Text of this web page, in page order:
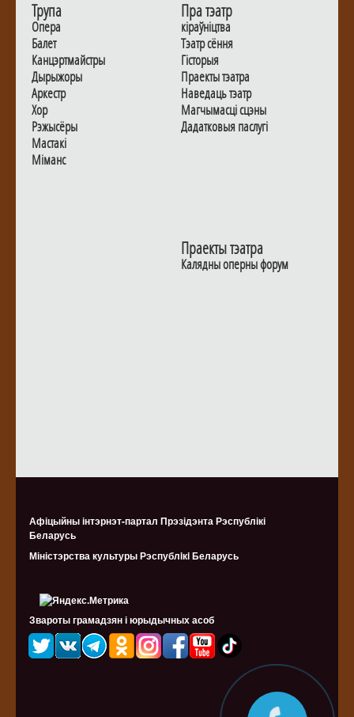
Трупа
Опера
Балет
Канцэртмайстры
Дырыжоры
Аркестр
Хор
Рэжысёры
Мастакі
Мiманс
Пра тэатр
кіраўніцтва
Тэатр сёння
Гiсторыя
Праекты тэатра
Наведаць тэатр
Магчымасцi сцэны
Дадаткoвыя паслугi
Праекты тэатра
Калядны оперны форум
Афіцыйны інтэрнэт-партал Прэзідэнта Рэспублікі
Беларусь
Міністэрства культуры Рэспублiкi Беларусь
Звароты грамадзян і юрыдычных асоб